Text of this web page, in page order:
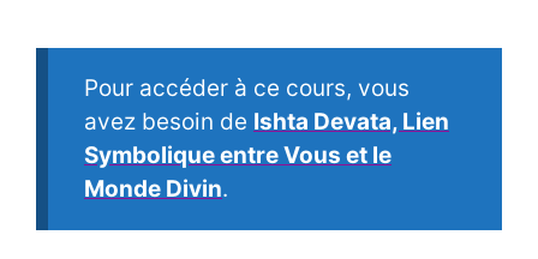
Pour accéder à ce cours, vous
avez besoin de Ishta Devata, Lien
Symbolique entre Vous et le
Monde Divin.